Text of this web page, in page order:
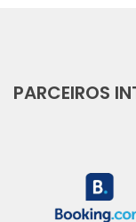
PARCEIROS